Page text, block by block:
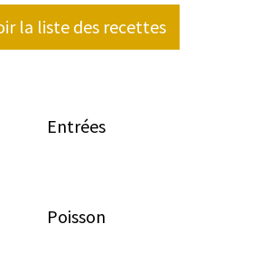
Entrées
Poisson
la liste des recettes